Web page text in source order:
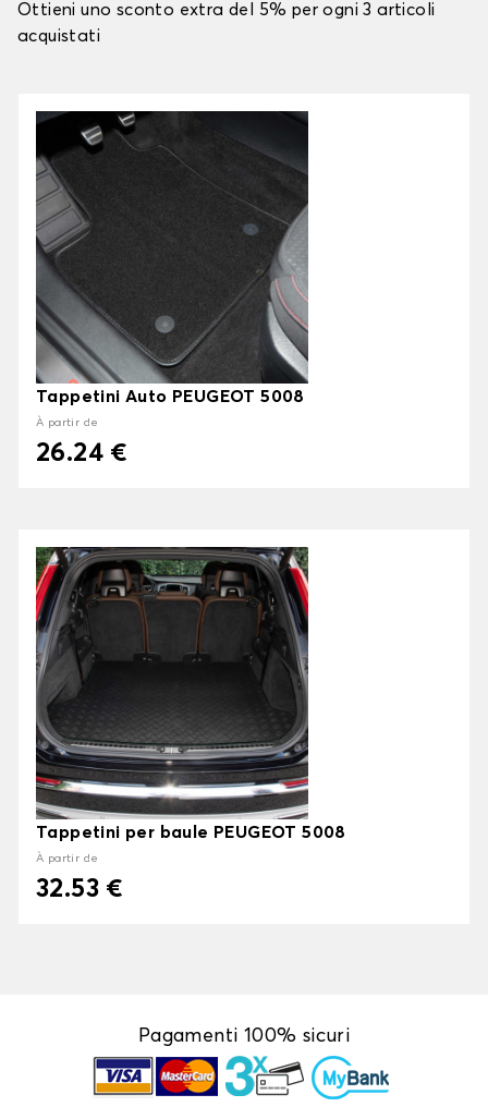
Ottieni uno sconto extra del 5% per ogni 3 articoli
acquistati
Tappetini Auto PEUGEOT 5008
À partir de
26.24 €
Tappetini per baule PEUGEOT 5008
À partir de
32.53 €
Pagamenti 100% sicuri